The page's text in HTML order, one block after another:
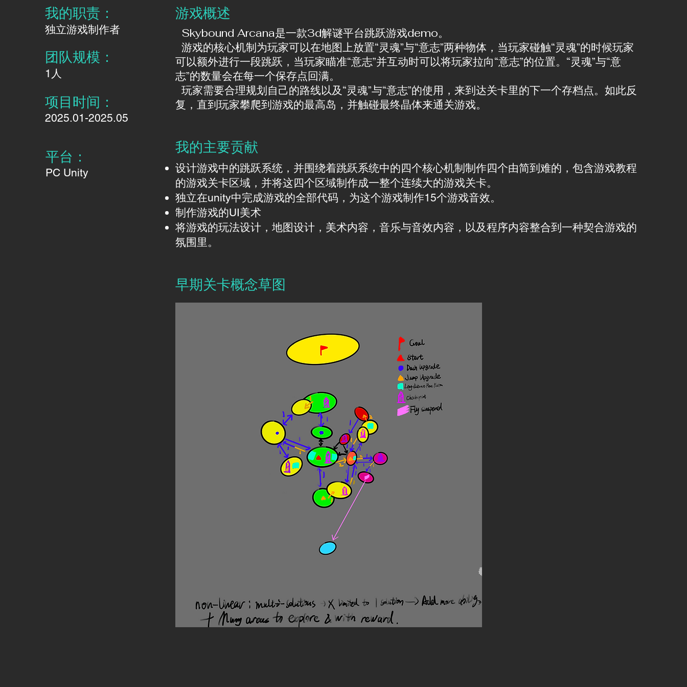
我的职责：​​
​独立游戏制作者
团队规模：
​1人
项目时间：
2025.01-2025.05
​平台：
PC Unity
​游戏概述
Skybound Arcana是一款3d解谜平台跳跃游戏demo。
游戏的核心机制为玩家可以在地图上放置“灵魂”与“意志”两种物体，当玩家碰触“灵魂”的时候玩家
可以额外进行一段跳跃，当玩家瞄准“意志”并互动时可以将玩家拉向“意志”的位置。“灵魂”与“意
志”的数量会在每一个保存点回满。
玩家需要合理规划自己的路线以及“灵魂”与“意志”的使用，来到达关卡里的下一个存档点。如此反
复，直到玩家攀爬到游戏的最高岛，并触碰最终晶体来通关游戏。
我的主要贡献
设计游戏中的跳跃系统，并围绕着跳跃系统中的四个核心机制制作四个由简到难的，包含游戏教程
的游戏关卡区域，并将这四个区域制作成一整个连续大的游戏关卡。
独立在unity中完成游戏的全部代码，为这个游戏制作15个游戏音效。
​制作游戏的UI美术
​将游戏的玩法设计，地图设计，美术内容，音乐与音效内容，以及程序内容整合到一种契合游戏的
氛围里。
早期关卡概念草图